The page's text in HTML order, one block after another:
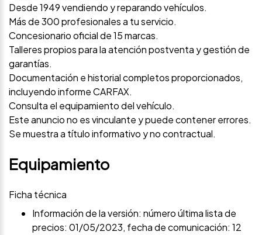
Desde 1949 vendiendo y reparando vehículos.
Más de 300 profesionales a tu servicio.
Concesionario oficial de 15 marcas.
Talleres propios para la atención postventa y gestión de
garantías.
Documentación e historial completos proporcionados,
incluyendo informe CARFAX.
Consulta el equipamiento del vehículo.
Este anuncio no es vinculante y puede contener errores.
Se muestra a título informativo y no contractual.
Equipamiento
Ficha técnica
Información de la versión: número última lista de
precios: 01/05/2023, fecha de comunicación: 12